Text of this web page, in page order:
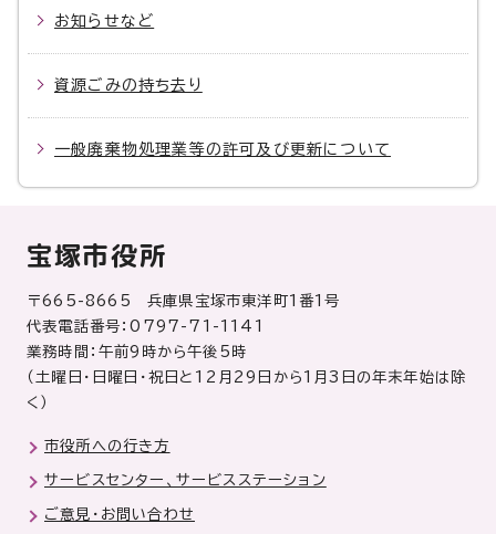
お知らせなど
資源ごみの持ち去り
一般廃棄物処理業等の許可及び更新について
宝塚市役所
〒665-8665 兵庫県宝塚市東洋町1番1号
代表電話番号：0797-71-1141
業務時間：午前9時から午後5時
（土曜日・日曜日・祝日と12月29日から1月3日の年末年始は除
く）
市役所への行き方
サービスセンター、サービスステーション
ご意見・お問い合わせ